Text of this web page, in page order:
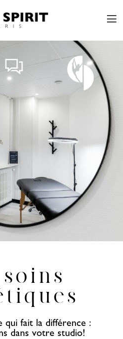
qui fait la différence :
dans votre studio!